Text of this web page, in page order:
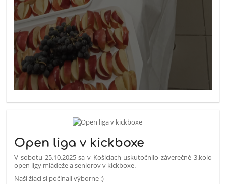
Open liga v kickboxe
V sobotu 25.10.2025 sa v Košiciach uskutočnilo záverečné 3.kolo
open ligy mládeže a seniorov v kickboxe.
Naši žiaci si počínali výborne :)